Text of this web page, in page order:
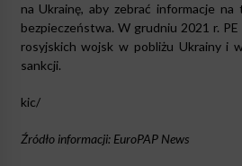
na Ukrainę, aby zebrać informacje
bezpieczeństwa. W grudniu 2021 r.
rosyjskich wojsk w pobliżu Ukrainy i
sankcji.
kic/
Źródło informacji: EuroPAP News